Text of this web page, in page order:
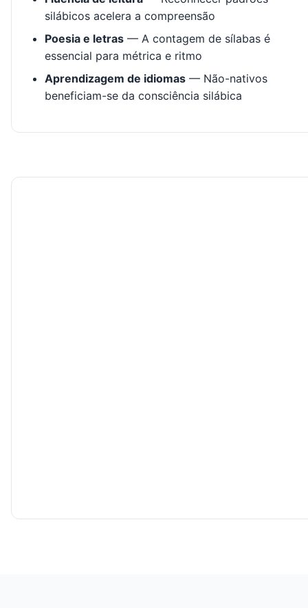
silábicos acelera a compreensão
Poesia e letras — A contagem de sílabas é
essencial para métrica e ritmo
Aprendizagem de idiomas — Não-nativos
beneficiam-se da consciência silábica